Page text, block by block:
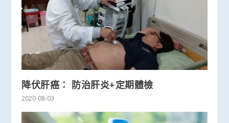
降伏肝癌： 防治肝炎+定期體檢
2020-08-03